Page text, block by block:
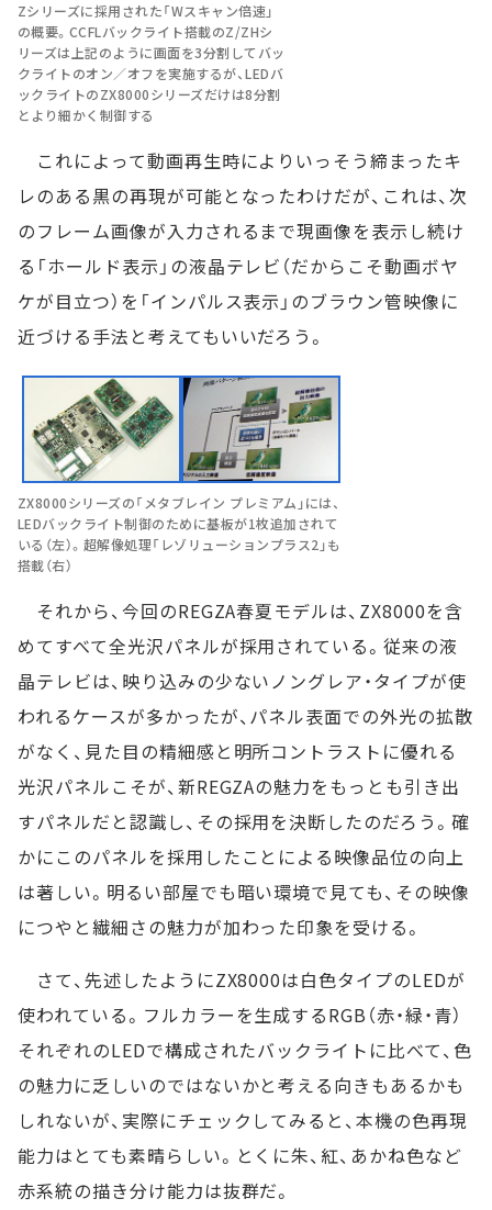
Zシリーズに採用された「Wスキャン倍速」
の概要。CCFLバックライト搭載のZ/ZHシ
リーズは上記のように画面を3分割してバッ
クライトのオン／オフを実施するが、LEDバ
ックライトのZX8000シリーズだけは8分割
とより細かく制御する
これによって動画再生時によりいっそう締まったキ
レのある黒の再現が可能となったわけだが、これは、次
のフレーム画像が入力されるまで現画像を表示し続け
る「ホールド表示」の液晶テレビ（だからこそ動画ボヤ
ケが目立つ）を「インパルス表示」のブラウン管映像に
近づける手法と考えてもいいだろう。
ZX8000シリーズの「メタブレイン プレミアム」には、
LEDバックライト制御のために基板が1枚追加されて
いる（左）。超解像処理「レゾリューションプラス2」も
搭載（右）
それから、今回のREGZA春夏モデルは、ZX8000を含
めてすべて全光沢パネルが採用されている。従来の液
晶テレビは、映り込みの少ないノングレア・タイプが使
われるケースが多かったが、パネル表面での外光の拡散
がなく、見た目の精細感と明所コントラストに優れる
光沢パネルこそが、新REGZAの魅力をもっとも引き出
すパネルだと認識し、その採用を決断したのだろう。確
かにこのパネルを採用したことによる映像品位の向上
は著しい。明るい部屋でも暗い環境で見ても、その映像
につやと繊細さの魅力が加わった印象を受ける。
さて、先述したようにZX8000は白色タイプのLEDが
使われている。フルカラーを生成するRGB（赤・緑・青）
それぞれのLEDで構成されたバックライトに比べて、色
の魅力に乏しいのではないかと考える向きもあるかも
しれないが、実際にチェックしてみると、本機の色再現
能力はとても素晴らしい。とくに朱、紅、あかね色など
赤系統の描き分け能力は抜群だ。